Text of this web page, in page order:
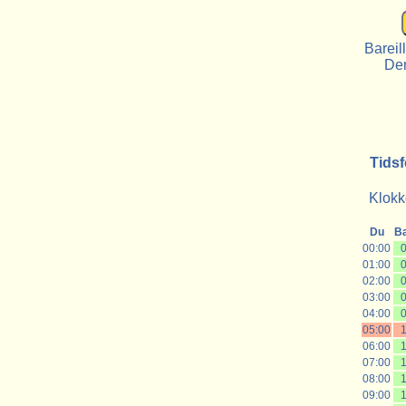
Du
00:00
01:00
02:00
03:00
04:00
05:00
06:00
07:00
08:00
09:00